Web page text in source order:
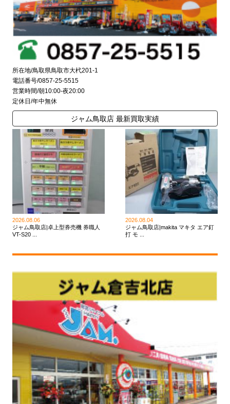
所在地/鳥取県鳥取市大杙201-1
電話番号/0857-25-5515
営業時間/朝10:00-夜20:00
定休日/年中無休
ジャム鳥取店 最新買取実績
2026.08.06
ジャム鳥取店|卓上型券売機 券職人
VT-S20 ...
2026.08.04
ジャム鳥取店|makita マキタ エア釘
打 モ ...